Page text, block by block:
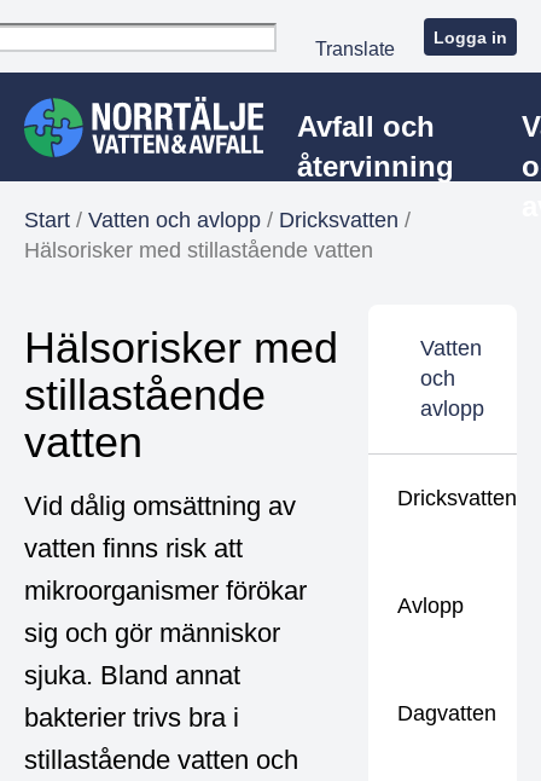
Translate
Logga in
Avfall och
återvinning
Start / Vatten och avlopp / Dricksvatten /
Hälsorisker med stillastående vatten
Hälsorisker med
stillastående
vatten
Vid dålig omsättning av
vatten finns risk att
mikroorganismer förökar
sig och gör människor
sjuka. Bland annat
bakterier trivs bra i
stillastående vatten och
Vatten
och
avlopp
Dricksvatten
Avlopp
Dagvatten